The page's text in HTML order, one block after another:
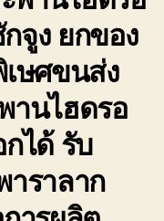
จูง ยกของ
ษศขนส่ง
านไฮดรอ
ได้ รับ
ราลาก